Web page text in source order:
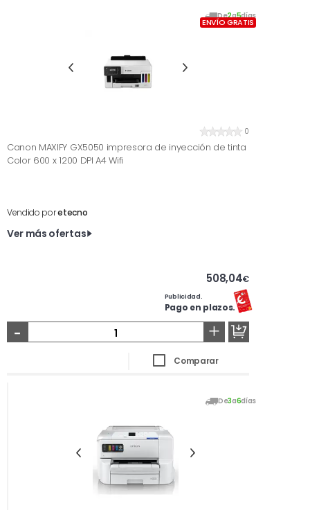
De2a5días
ENVÍO GRATIS
0
Canon MAXIFY GX5050 impresora de inyección de tinta
Color 600 x 1200 DPI A4 Wifi
Vendido poretecno
Ver más ofertas
508,04€
Publicidad.
Pago en plazos.
- +
Comparar
De3a6días